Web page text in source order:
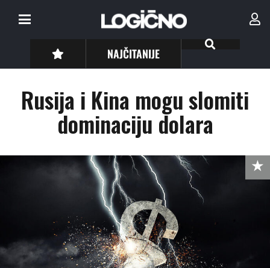
NAJČITANIJE
Rusija i Kina mogu slomiti
dominaciju dolara